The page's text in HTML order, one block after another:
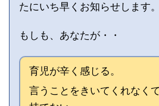
たにいち早くお知らせします。
もしも、あなたが・・
育児が辛く感じる。
言うことをきいてくれなく